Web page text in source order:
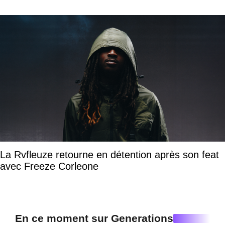
La Rvfleuze retourne en détention après son feat
avec Freeze Corleone
En ce moment sur Generations